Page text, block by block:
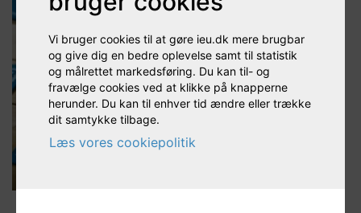
Vi bruger cookies til at gøre ieu.dk mere brugbar
og give dig en bedre oplevelse samt til statistik
og målrettet markedsføring. Du kan til- og
fravælge cookies ved at klikke på knapperne
herunder. Du kan til enhver tid ændre eller trække
dit samtykke tilbage.
Læs vores cookiepolitik